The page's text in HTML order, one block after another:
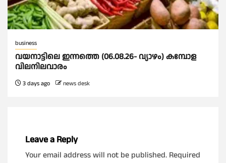
business
വയനാട്ടിലെ ഇന്നത്തെ (06.08.26- വ്യാഴം) കമ്പോള
വിലനിലവാരം
3 days ago news desk
Leave a Reply
Your email address will not be published. Required